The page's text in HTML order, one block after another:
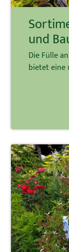
und
Die Fülle
bietet eine